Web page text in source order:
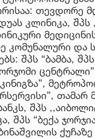
თევდორე
კლინიკა, შპს
კომუნალური და
შპს “ბამბა,
თამარ
შპს
შპს “ბექა